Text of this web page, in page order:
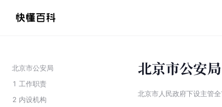
北京市公安局
1 工作职责
2 内设机构
北京市公安局
北京市人民政府下设主管